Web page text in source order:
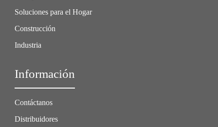
Soluciones para el Hogar
Construcción
Industria
Información
Contáctanos
Distribuidores